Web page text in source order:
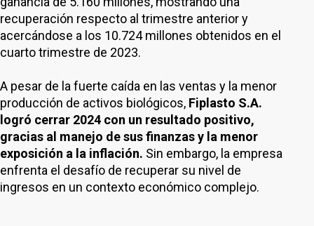
recuperación respecto al trimestre anterior y
acercándose a los 10.724 millones obtenidos en el
cuarto trimestre de 2023.
A pesar de la fuerte caída en las ventas y la menor
producción de activos biológicos, Fiplasto S.A.
logró cerrar 2024 con un resultado positivo,
gracias al manejo de sus finanzas y la menor
exposición a la inflación. Sin embargo, la empresa
enfrenta el desafío de recuperar su nivel de
ingresos en un contexto económico complejo.